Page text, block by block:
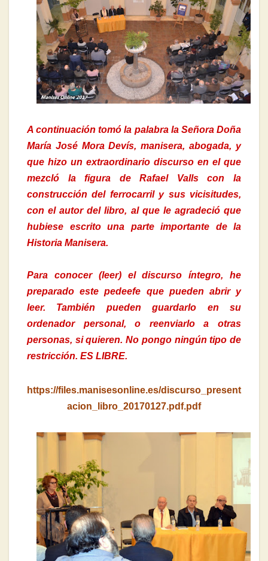
A continuación tomó la palabra la Señora Doña
María José Mora Devís, manisera, abogada, y
que hizo un extraordinario discurso en el que
mezcló la figura de Rafael Valls con la
construcción del ferrocarril y sus vicisitudes,
con el autor del libro, al que le agradeció que
hubiese escrito una parte importante de la
Historia Manisera.
Para conocer (leer) el discurso íntegro, he
preparado este pedeefe que pueden abrir y
leer. También pueden guardarlo en su
ordenador personal, o reenviarlo a otras
personas, si quieren. No pongo ningún tipo de
restricción. ES LIBRE.
https://files.manisesonline.es/discurso_present
acion_libro_20170127.pdf.pdf